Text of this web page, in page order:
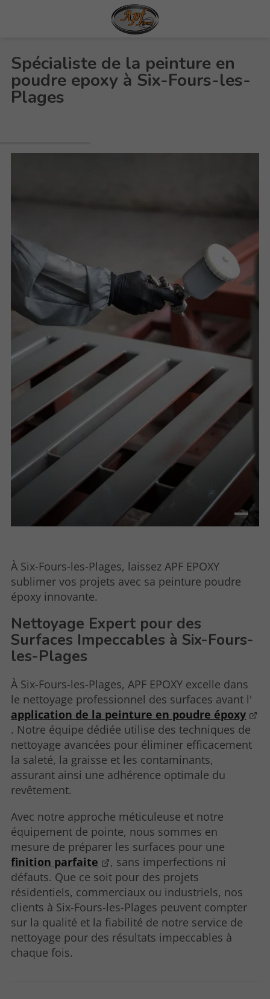
Spécialiste de la peinture en
poudre epoxy à Six-Fours-les-
Plages
À Six-Fours-les-Plages, laissez APF EPOXY
sublimer vos projets avec sa peinture poudre
époxy innovante.
Nettoyage Expert pour des
Surfaces Impeccables à Six-Fours-
les-Plages
À Six-Fours-les-Plages, APF EPOXY excelle dans
le nettoyage professionnel des surfaces avant l'
application de la peinture en poudre époxy
. Notre équipe dédiée utilise des techniques de
nettoyage avancées pour éliminer efficacement
la saleté, la graisse et les contaminants,
assurant ainsi une adhérence optimale du
revêtement.
Avec notre approche méticuleuse et notre
équipement de pointe, nous sommes en
mesure de préparer les surfaces pour une
finition parfaite
, sans imperfections ni
défauts. Que ce soit pour des projets
résidentiels, commerciaux ou industriels, nos
clients à Six-Fours-les-Plages peuvent compter
sur la qualité et la fiabilité de notre service de
nettoyage pour des résultats impeccables à
chaque fois.